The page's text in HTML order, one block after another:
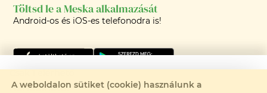
Csak 1 elérhető
Rendelhető:
Töltsd le a Meska alkalmazását
Android-os és iOS-es telefonodra is!
A weboldalon sütiket (cookie) használunk a